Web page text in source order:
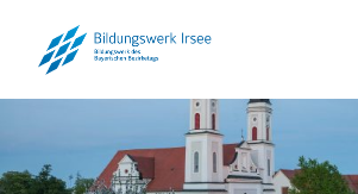
Inhalt
springen